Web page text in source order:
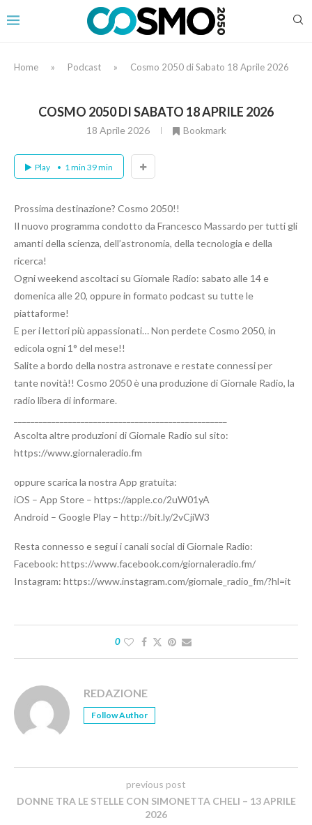
Home » Podcast » Cosmo 2050 di Sabato 18 Aprile 2026
COSMO 2050 DI SABATO 18 APRILE 2026
18 Aprile 2026 Bookmark
Play 1 min 39 min
Prossima destinazione? Cosmo 2050!!
Il nuovo programma condotto da Francesco Massardo per tutti gli
amanti della scienza, dell’astronomia, della tecnologia e della
ricerca!
Ogni weekend ascoltaci su Giornale Radio: sabato alle 14 e
domenica alle 20, oppure in formato podcast su tutte le
piattaforme!
E per i lettori più appassionati… Non perdete Cosmo 2050, in
edicola ogni 1° del mese!!
Salite a bordo della nostra astronave e restate connessi per
tante novità!! Cosmo 2050 è una produzione di Giornale Radio, la
radio libera di informare.
Ascolta altre produzioni di Giornale Radio sul sito:
https://www.giornaleradio.fm
oppure scarica la nostra App gratuita:
iOS – App Store – https://apple.co/2uW01yA
Android – Google Play – http://bit.ly/2vCjiW3
Resta connesso e segui i canali social di Giornale Radio:
Facebook: https://www.facebook.com/giornaleradio.fm/
Instagram: https://www.instagram.com/giornale_radio_fm/?hl=it
0
REDAZIONE
Follow Author
previous post
DONNE TRA LE STELLE CON SIMONETTA CHELI – 13 APRILE
2026